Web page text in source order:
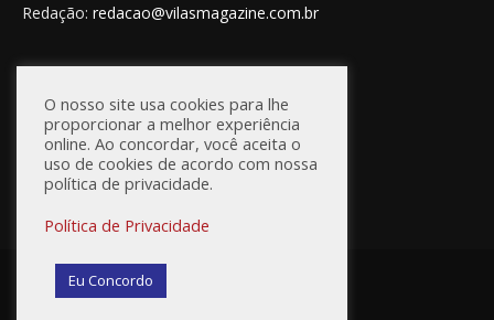
Redação: redacao@vilasmagazine.com.br
FIQUE CONECTADO
© Vilas Magazine / Site Desenvolvido por:
O nosso site usa cookies para lhe
proporcionar a melhor experiência
online. Ao concordar, você aceita o
uso de cookies de acordo com nossa
política de privacidade.
Política de Privacidade
Eu Concordo